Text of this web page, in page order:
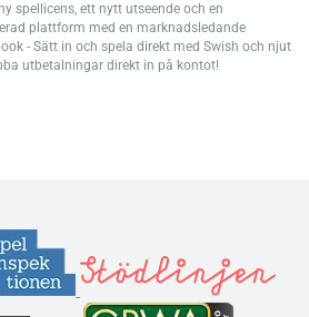
spellicens, ett nytt utseende och en
plattform med en marknadsledande
- Sätt in och spela direkt med Swish och njut
utbetalningar direkt in på kontot!